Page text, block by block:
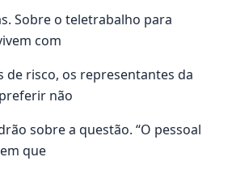
Sobre o teletrabalho para
com
de risco, os representantes da
não
sobre a questão. “O pessoal
que